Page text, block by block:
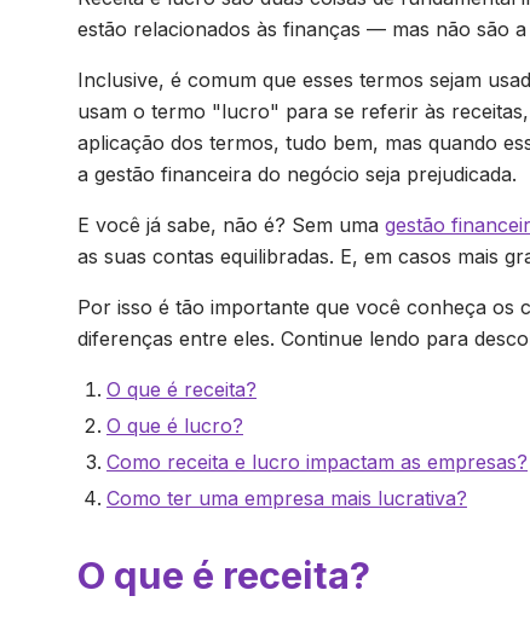
estão relacionados às finanças — mas não são a
Inclusive, é comum que esses termos sejam
usam o termo "lucro" para se referir às
aplicação dos termos, tudo bem, mas quando
a gestão financeira do negócio seja prejudicada.
E você já sabe, não é? Sem uma gestão
as suas contas equilibradas. E, em casos mais
Por isso é tão importante que você conheça os
diferenças entre eles. Continue lendo para
O que é receita?
O que é lucro?
Como receita e lucro impactam as empresas?
Como ter uma empresa mais lucrativa?
O que é receita?